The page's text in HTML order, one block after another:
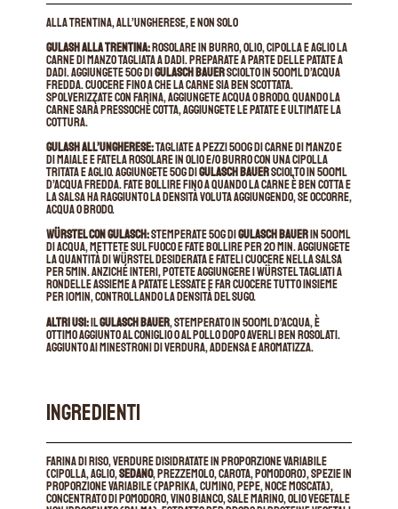
Alla trentina, all’ungherese, e non solo
Gulash alla trentina:rosolare in burro, olio, cipolla e aglio la
carne di manzo tagliata a dadi. preparate a parte delle patate a
dadi. Aggiungete 50g digulasch bauersciolto in 500ml d’acqua
fredda. cuocere fino a che la carne sia ben scottata.
Spolverizzate con farina, aggiungete acqua o brodo. quando la
carne sarà pressochè cotta, aggiungete le patate e ultimate la
cottura.
Gulash all’ungherese:tagliate a pezzi 500g di carne di manzo e
di maiale e fatela rosolare in olio e/o burro con una cipolla
tritata e aglio. Aggiungete 50g digulasch bauersciolto in 500ml
d’acqua fredda. fate bollire fino a quando la carne è ben cotta e
la salsa ha raggiunto la densità voluta aggiungendo, se occorre,
acqua o brodo.
Würstel con gulasch:stemperate 50g digulasch bauerin 500ml
di acqua, mettete sul fuoco e fate bollire per 20 min. aggiungete
la quantità di würstel desiderata e fateli cuocere nella salsa
per 5min. Anziché interi, potete aggiungere i würstel tagliati a
rondelle assieme a patate lessate e far cuocere tutto insieme
per 10min, controllando la densità del sugo.
Altri usi:ilgulasch bauer, stemperato in 500ml d’acqua, è
ottimo aggiunto al coniglio o al pollo dopo averli ben rosolati.
Aggiunto ai minestroni di verdura, addensa e aromatizza.
INGREDIENTI
Farina di riso, verdure disidratate in proporzione variabile
(cipolla, aglio,sedano, prezzemolo, carota, pomodoro), spezie in
proporzione variabile (paprika, cumino, pepe, noce moscata),
concentrato di pomodoro, vino bianco, sale marino, olio vegetale